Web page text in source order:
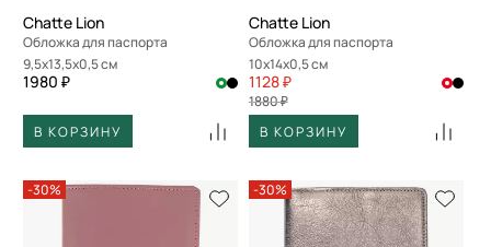
Chatte Lion
Обложка для паспорта
9,5x13,5x0,5 см
1980 ₽
В КОРЗИНУ
Chatte Lion
Обложка для паспорта
10x14x0,5 см
1128 ₽
1880 ₽
В КОРЗИНУ
-30% -30%